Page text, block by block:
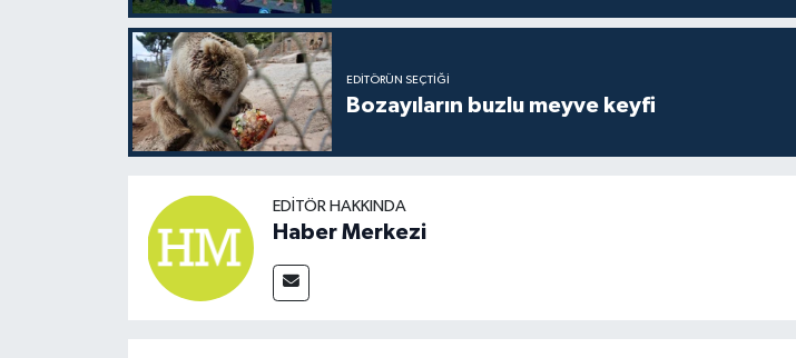
EDITÖRÜN SEÇTIĞI
Bozayıların buzlu meyve keyfi
EDITÖR HAKKINDA
Haber Merkezi